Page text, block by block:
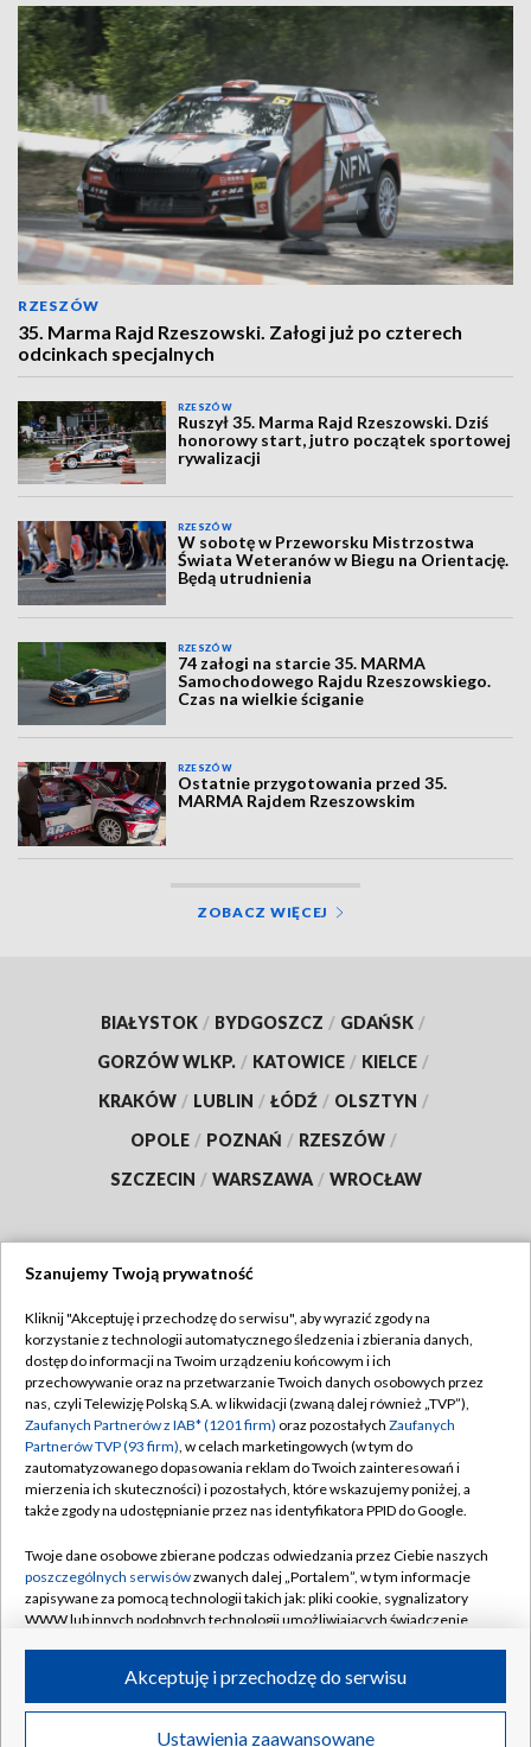
RZESZÓW
35. Marma Rajd Rzeszowski. Załogi już po czterech
odcinkach specjalnych
RZESZÓW
Ruszył 35. Marma Rajd Rzeszowski. Dziś
honorowy start, jutro początek sportowej
rywalizacji
RZESZÓW
W sobotę w Przeworsku Mistrzostwa
Świata Weteranów w Biegu na Orientację.
Będą utrudnienia
RZESZÓW
74 załogi na starcie 35. MARMA
Samochodowego Rajdu Rzeszowskiego.
Czas na wielkie ściganie
RZESZÓW
Ostatnie przygotowania przed 35.
MARMA Rajdem Rzeszowskim
ZOBACZ WIĘCEJ
BIAŁYSTOK / BYDGOSZCZ / GDAŃSK /
GORZÓW WLKP. / KATOWICE / KIELCE /
KRAKÓW / LUBLIN / ŁÓDŹ / OLSZTYN /
OPOLE / POZNAŃ / RZESZÓW /
SZCZECIN / WARSZAWA / WROCŁAW
TVP
Abonament TVP
Emisja w TVP
Centrum informacji TVP
Naziemna Telewizja Cyfrowa
Rada Programowa
System NOS
Informacje o nadawcy
Program dla prasy
Regulamin TVP
Polityka prywatności
Moje zgody
Pomoc
Kontakt
Kanały
©2026 Telewizja Polska S.A. w likwidacji
Szanujemy Twoją prywatność
Kliknij "Akceptuję i przechodzę do serwisu", aby wyrazić zgody na
korzystanie z technologii automatycznego śledzenia i zbierania danych,
dostęp do informacji na Twoim urządzeniu końcowym i ich
przechowywanie oraz na przetwarzanie Twoich danych osobowych przez
nas, czyli Telewizję Polską S.A. w likwidacji (zwaną dalej również „TVP”),
Zaufanych Partnerów z IAB* (1201 firm) oraz pozostałych Zaufanych
Partnerów TVP (93 firm), w celach marketingowych (w tym do
zautomatyzowanego dopasowania reklam do Twoich zainteresowań i
mierzenia ich skuteczności) i pozostałych, które wskazujemy poniżej, a
także zgody na udostępnianie przez nas identyfikatora PPID do Google.
Twoje dane osobowe zbierane podczas odwiedzania przez Ciebie naszych
poszczególnych serwisówzwanych dalej „Portalem”, w tym informacje
zapisywane za pomocą technologii takich jak: pliki cookie, sygnalizatory
WWW lub innych podobnych technologii umożliwiających świadczenie
ruchu w Internecie.
Twoje dane osobowe zbierane podczas odwiedzania przez Ciebie
Ustawienia zaawansowane
Akceptuję i przechodzę do serwisu